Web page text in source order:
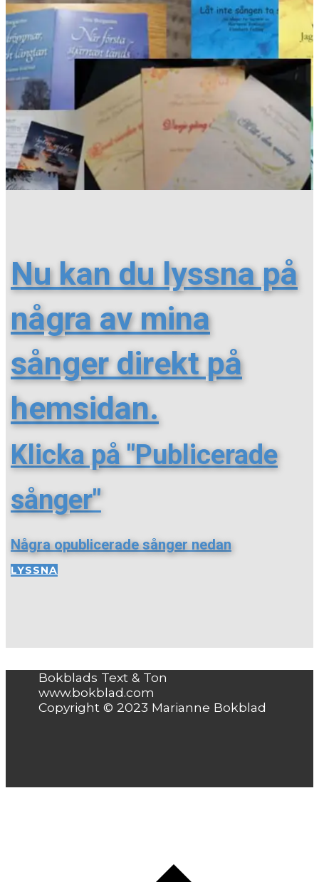
Nu kan du lyssna på
några av mina
sånger direkt på
hemsidan.
Klicka på "Publicerade
sånger"
Några opublicerade sånger nedan
LYSSNA
Bokblads Text & Ton
www.bokblad.com
Copyright © 2023 Marianne Bokblad